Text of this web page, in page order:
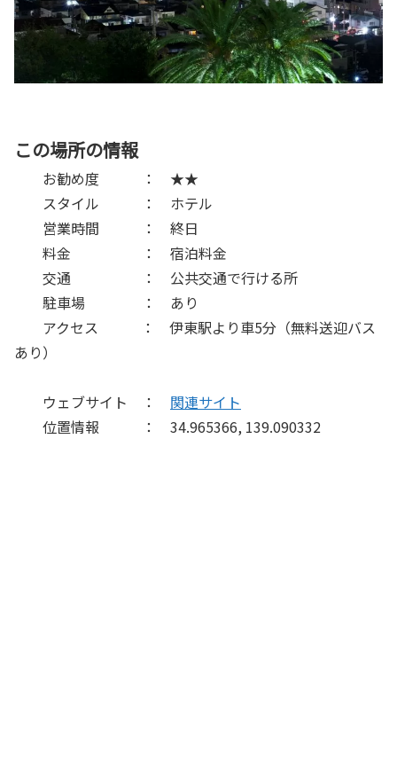
この場所の情報
お勧め度 ： ★★
スタイル ： ホテル
営業時間 ： 終日
料金 ： 宿泊料金
交通 ： 公共交通で行ける所
駐車場 ： あり
アクセス ： 伊東駅より車5分（無料送迎バス
あり）
ウェブサイト ： 関連サイト
位置情報 ： 34.965366, 139.090332